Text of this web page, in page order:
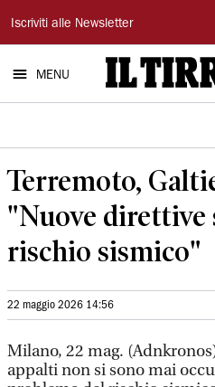
Il
Tirreno
Iscriviti alle Newsletter
MENU
Terremoto,
"Nuove direttive
rischio sismico"
22 maggio 2026 14:56
Milano, 22 mag.
appalti non si sono mai